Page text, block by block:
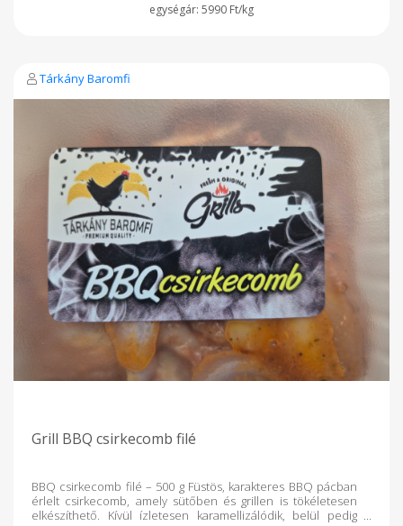
5990 Ft/kg
Tárkány Baromfi
Grill BBQ csirkecomb filé
BBQ csirkecomb filé – 500 g Füstös, karakteres BBQ pácban
érlelt csirkecomb, amely sütőben és grillen is tökéletesen
elkészíthető. Kívül ízletesen karamellizálódik, belül pedig